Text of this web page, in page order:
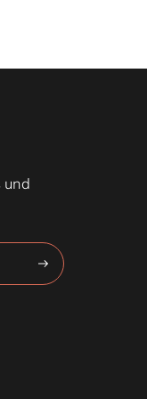
und
Abonnieren